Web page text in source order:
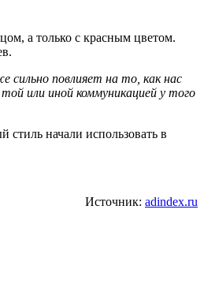
а только с красным цветом.
сильно повлияет на то, как нас
или иной коммуникацией у того
начали использовать в
Источник: adindex.ru